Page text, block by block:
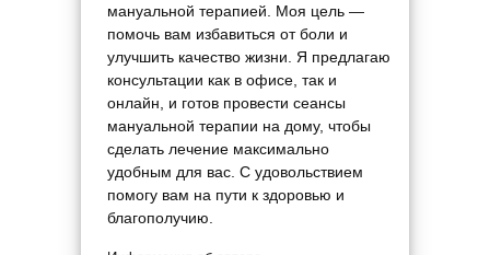
мануальной терапией. Моя цель —
помочь вам избавиться от боли и
улучшить качество жизни. Я предлагаю
консультации как в офисе, так и
онлайн, и готов провести сеансы
мануальной терапии на дому, чтобы
сделать лечение максимально
удобным для вас. С удовольствием
помогу вам на пути к здоровью и
благополучию.